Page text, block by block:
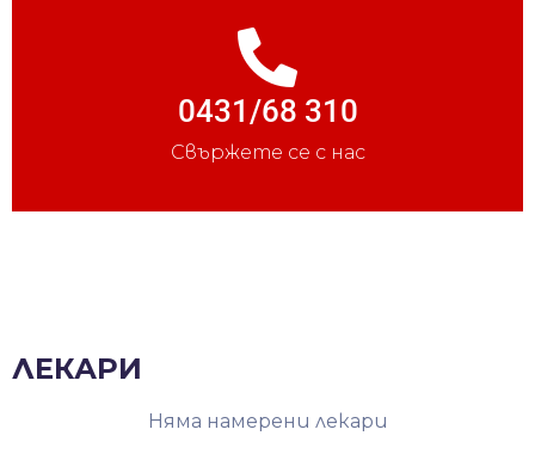
0431/68 310
Свържете се с нас
ЛЕКАРИ
Няма намерени лекари